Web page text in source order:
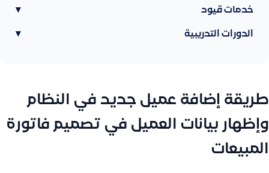
خدمات قيود ▾
الدورات التدريبية ▾
طريقة إضافة عميل جديد في النظام
وإظهار بيانات العميل في تصميم فاتورة
المبيعات